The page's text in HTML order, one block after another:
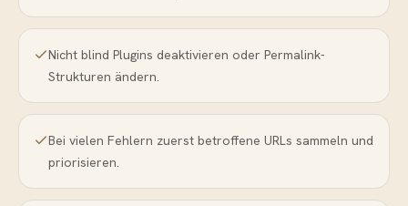
Nicht blind Plugins deaktivieren oder Permalink-
Strukturen ändern.
Bei vielen Fehlern zuerst betroffene URLs sammeln und
priorisieren.